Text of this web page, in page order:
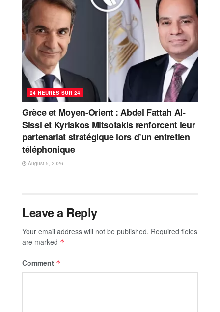
24 HEURES SUR 24
Grèce et Moyen-Orient : Abdel Fattah Al-
Sissi et Kyriakos Mitsotakis renforcent leur
partenariat stratégique lors d’un entretien
téléphonique
August 5, 2026
Leave a Reply
Your email address will not be published. Required fields
are marked *
Comment *